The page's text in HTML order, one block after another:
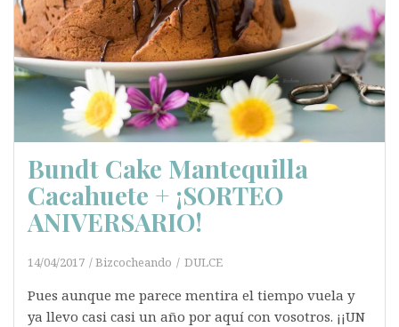
Bundt Cake Mantequilla
Cacahuete + ¡SORTEO
ANIVERSARIO!
14/04/2017 Bizcocheando DULCE
Pues aunque me parece mentira el tiempo vuela y
ya llevo casi casi un año por aquí con vosotros. ¡¡UN